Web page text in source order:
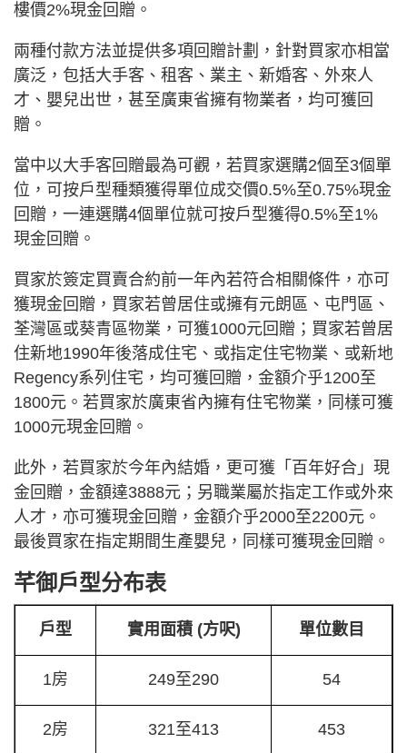
樓價2%現金回贈。
兩種付款方法並提供多項回贈計劃，針對買家亦相當
廣泛，包括大手客、租客、業主、新婚客、外來人
才、嬰兒出世，甚至廣東省擁有物業者，均可獲回
贈。
當中以大手客回贈最為可觀，若買家選購2個至3個單
位，可按戶型種類獲得單位成交價0.5%至0.75%現金
回贈，一連選購4個單位就可按戶型獲得0.5%至1%
現金回贈。
買家於簽定買賣合約前一年內若符合相關條件，亦可
獲現金回贈，買家若曾居住或擁有元朗區、屯門區、
荃灣區或葵青區物業，可獲1000元回贈；買家若曾居
住新地1990年後落成住宅、或指定住宅物業、或新地
Regency系列住宅，均可獲回贈，金額介乎1200至
1800元。若買家於廣東省內擁有住宅物業，同樣可獲
1000元現金回贈。
此外，若買家於今年內結婚，更可獲「百年好合」現
金回贈，金額達3888元；另職業屬於指定工作或外來
人才，亦可獲現金回贈，金額介乎2000至2200元。
最後買家在指定期間生產嬰兒，同樣可獲現金回贈。
芊御戶型分布表
戶型 實用面積 (方呎) 單位數目
1房 249至290 54
2房 321至413 453